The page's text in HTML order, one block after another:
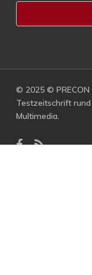
© 2025 © PRECON
Testzeitschrift
Multimedia.
facebook
RSS